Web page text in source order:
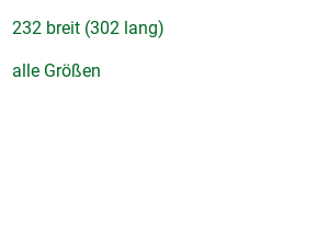
232 breit (302 lang)
alle Größen